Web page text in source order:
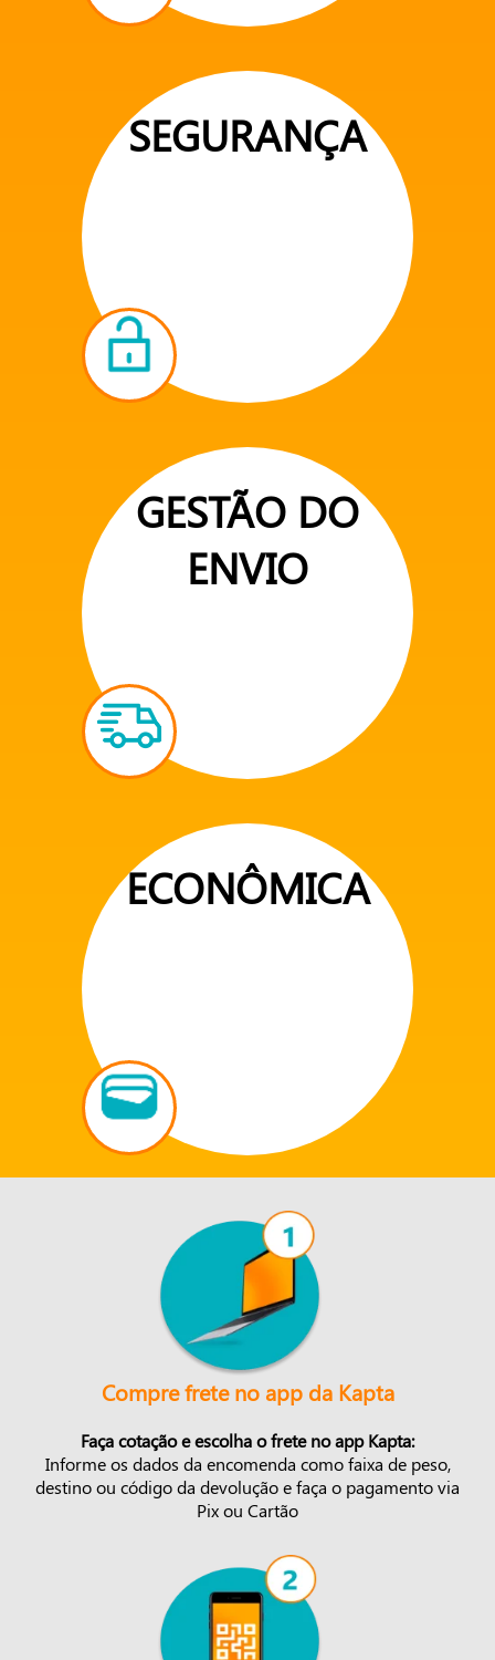
SEGURANÇA
GESTÃO DO
ENVIO
ECONÔMICA
Compre frete no app da Kapta
Faça cotação e escolha o frete no app Kapta:
Informe os dados da encomenda como faixa de peso,
destino ou código da devolução e faça o pagamento via
Pix ou Cartão